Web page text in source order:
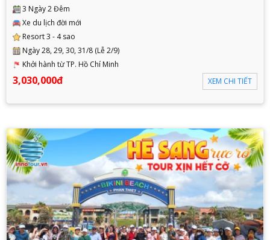
3 Ngày 2 Đêm
Xe du lịch đời mới
Resort 3 - 4 sao
Ngày 28, 29, 30, 31/8 (Lễ 2/9)
Khởi hành từ TP. Hồ Chí Minh
3,030,000đ XEM CHI TIẾT